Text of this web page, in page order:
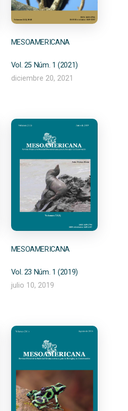
MESOAMERICANA
Vol. 25 Núm. 1 (2021)
diciembre 20, 2021
MESOAMERICANA
Vol. 23 Núm. 1 (2019)
julio 10, 2019